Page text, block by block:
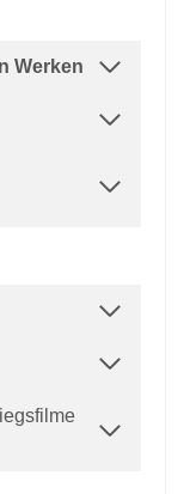
Werken